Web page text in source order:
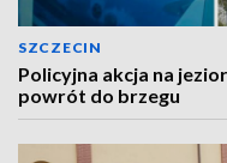
SZCZECIN
Policyjna akcja na
powrót do brzegu